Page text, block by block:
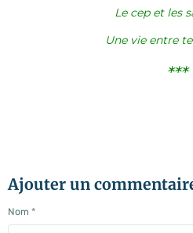
Le cep et les
Une vie entre
***
Ajouter un
Nom